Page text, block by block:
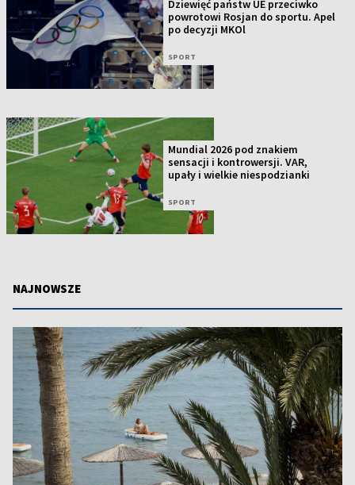
Dziewięć państw UE przeciwko
powrotowi Rosjan do sportu. Apel
po decyzji MKOl
SPORT
Mundial 2026 pod znakiem
sensacji i kontrowersji. VAR,
upały i wielkie niespodzianki
SPORT
NAJNOWSZE